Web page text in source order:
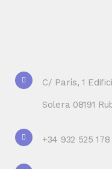
C/ París, 1
Solera 08191
+34 932 525 178